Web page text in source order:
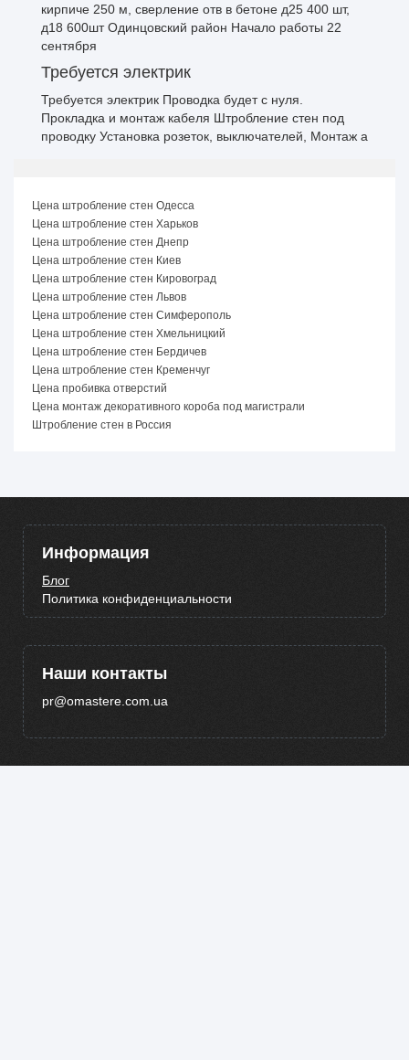
кирпиче 250 м, сверление отв в бетоне д25 400 шт,
д18 600шт Одинцовский район Начало работы 22
сентября
Требуется электрик
Требуется электрик Проводка будет с нуля.
Прокладка и монтаж кабеля Штробление стен под
проводку Установка розеток, выключателей, Монтаж а
Цена штробление стен Одесса
Цена штробление стен Харьков
Цена штробление стен Днепр
Цена штробление стен Киев
Цена штробление стен Кировоград
Цена штробление стен Львов
Цена штробление стен Симферополь
Цена штробление стен Хмельницкий
Цена штробление стен Бердичев
Цена штробление стен Кременчуг
Цена пробивка отверстий
Цена монтаж декоративного короба под магистрали
Штробление стен в Россия
Информация
Блог
Политика конфиденциальности
Наши контакты
pr@omastere.com.ua